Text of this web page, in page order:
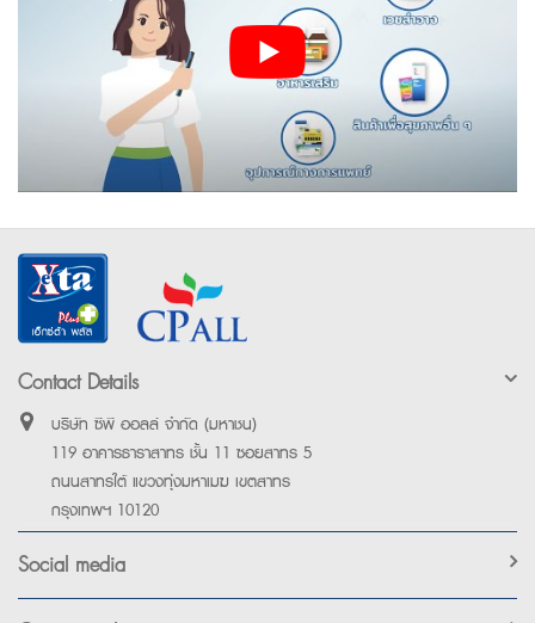
Contact Details
บริษัท ซีพี ออลล์ จำกัด (มหาชน)
119 อาคารธาราสาทร ชั้น 11 ซอยสาทร 5
ถนนสาทรใต้ แขวงทุ่งมหาเมฆ เขตสาทร
กรุงเทพฯ 10120
Social media